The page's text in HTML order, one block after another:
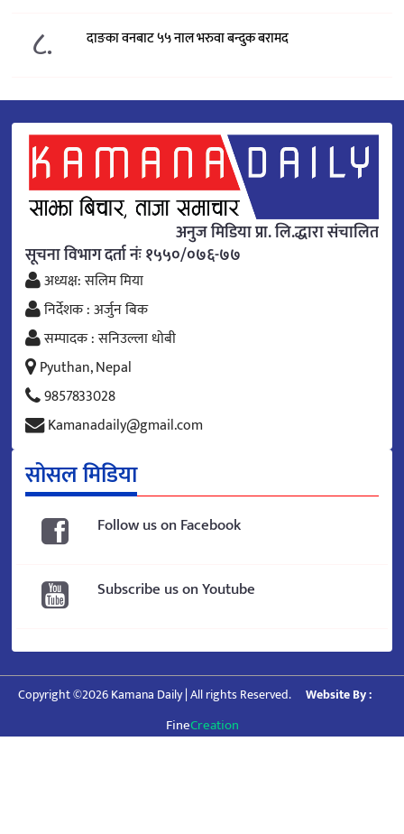
८. दाङका वनबाट ५५ नाल भरुवा बन्दुक बरामद
अनुज मिडिया प्रा. लि.द्धारा संचालित
सूचना विभाग दर्ता नंः १५५०/०७६-७७
अध्यक्ष: सलिम मिया
निर्देशक : अर्जुन बिक
सम्पादक : सनिउल्ला धोबी
Pyuthan, Nepal
9857833028
Kamanadaily@gmail.com
सोसल मिडिया
Follow us on Facebook
Subscribe us on Youtube
Copyright ©2026 Kamana Daily | All rights Reserved. Website By :
FineCreation